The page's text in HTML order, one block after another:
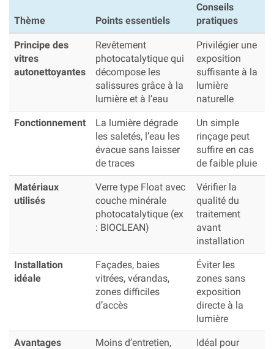
Thème Points essentiels
Conseils
pratiques
Principe des
vitres
autonettoyantes
Revêtement
photocatalytique qui
décompose les
salissures grâce à la
lumière et à l’eau
Privilégier une
exposition
suffisante à la
lumière
naturelle
Fonctionnement
La lumière dégrade
les saletés, l’eau les
évacue sans laisser
de traces
Un simple
rinçage peut
suffire en cas
de faible pluie
Matériaux
utilisés
Verre type Float avec
couche minérale
photocatalytique (ex
: BIOCLEAN)
Vérifier la
qualité du
traitement
avant
installation
Installation
idéale
Façades, baies
vitrées, vérandas,
zones difficiles
d’accès
Éviter les
zones sans
exposition
directe à la
lumière
Avantages
Moins d’entretien,
Idéal pour